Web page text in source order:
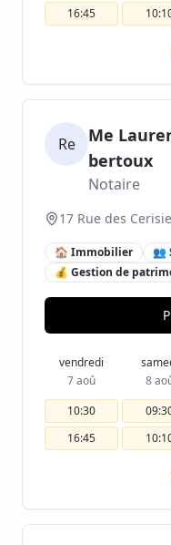
16:45
Re
Me
bertoux
Notaire
17 Rue des
🏠 Immobilier 👥
💰 Gestion de
vendredi
7 aoû
10:30
16:45
8